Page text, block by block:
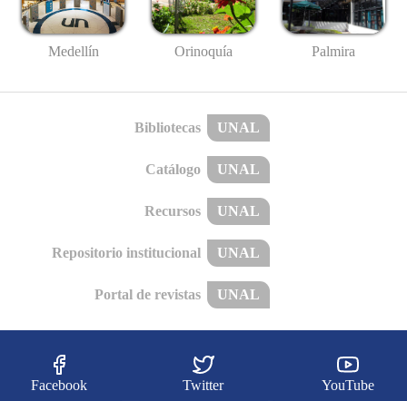
Medellín Orinoquía Palmira
Bibliotecas UNAL
Catálogo UNAL
Recursos UNAL
Repositorio institucional UNAL
Portal de revistas UNAL
Facebook Twitter YouTube